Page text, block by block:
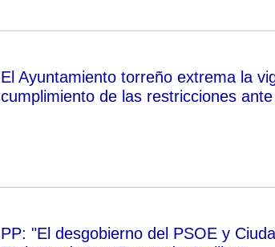
El Ayuntamiento torreño extrema la
cumplimiento de las restricciones
PP: "El desgobierno del PSOE y